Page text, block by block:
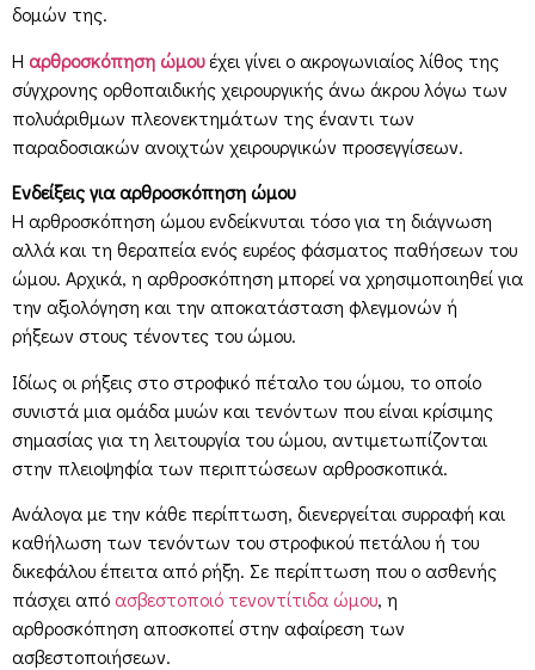
δομών της.
Η αρθροσκόπηση ώμουέχει γίνει ο ακρογωνιαίος λίθος της
σύγχρονης ορθοπαιδικής χειρουργικής άνω άκρου λόγω των
πολυάριθμων πλεονεκτημάτων της έναντι των
παραδοσιακών ανοιχτών χειρουργικών προσεγγίσεων.
Ενδείξεις για αρθροσκόπηση ώμου
Η αρθροσκόπηση ώμου ενδείκνυται τόσο για τη διάγνωση
αλλά και τη θεραπεία ενός ευρέος φάσματος παθήσεων του
ώμου. Αρχικά, η αρθροσκόπηση μπορεί να χρησιμοποιηθεί για
την αξιολόγηση και την αποκατάσταση φλεγμονών ή
ρήξεων στους τένοντες του ώμου.
Ιδίως οι ρήξεις στο στροφικό πέταλο του ώμου, το οποίο
συνιστά μια ομάδα μυών και τενόντων που είναι κρίσιμης
σημασίας για τη λειτουργία του ώμου, αντιμετωπίζονται
στην πλειοψηφία των περιπτώσεων αρθροσκοπικά.
Ανάλογα με την κάθε περίπτωση, διενεργείται συρραφή και
καθήλωση των τενόντων του στροφικού πετάλου ή του
δικεφάλου έπειτα από ρήξη. Σε περίπτωση που ο ασθενής
πάσχει από ασβεστοποιό τενοντίτιδα ώμου, η
αρθροσκόπηση αποσκοπεί στην αφαίρεση των
ασβεστοποιήσεων.